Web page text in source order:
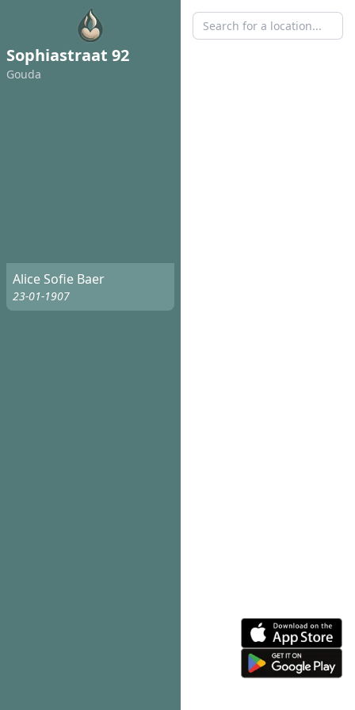
Sophiastraat 92
Gouda
Alice Sofie Baer
23-01-1907